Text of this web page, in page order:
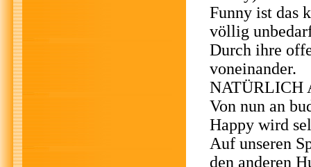
Funny ist das
völlig
Durch ihre
voneinander.
NATÜRLICH
Von nun an
Happy wird
Auf unseren
den anderen